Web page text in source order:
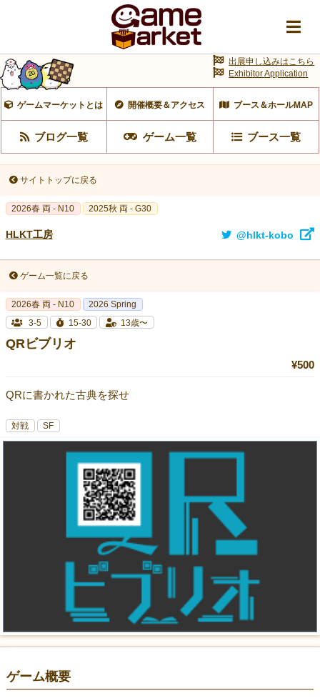
ゲームマーケットとは 開催概要＆アクセス ブース＆ホールMAP
ブログ一覧 ゲーム一覧 ブース一覧
出展申し込みはこちら
Exhibitor Application
サイトトップに戻る
2026春 両 - N10 2025秋 両 - G30
HLKT工房 @hlkt-kobo
ゲーム一覧に戻る
2026春 両 - N10
2026 Spring
3-5
15-30 13歳〜
QRビブリオ
¥500
QRに書かれた古典を探せ
対戦 SF
ゲーム概要